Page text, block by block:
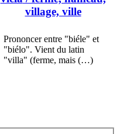
village, ville
Prononcer entre "biéle" et
"biélo". Vient du latin
"villa" (ferme, mais (…)